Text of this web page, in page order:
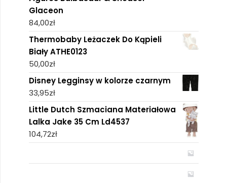
Glaceon
84,00zł
Thermobaby Leżaczek Do Kąpieli
Biały ATHE0123
50,00zł
Disney Legginsy w kolorze czarnym
33,95zł
Little Dutch Szmaciana Materiałowa
Lalka Jake 35 Cm Ld4537
104,72zł